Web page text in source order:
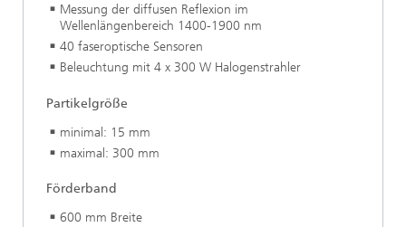
Messung der diffusen Reflexion im
Wellenlängenbereich 1400-1900 nm
40 faseroptische Sensoren
Beleuchtung mit 4 x 300 W Halogenstrahler
Partikelgröße
minimal: 15 mm
maximal: 300 mm
Förderband
600 mm Breite